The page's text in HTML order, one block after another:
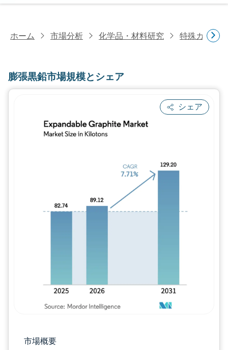
ホーム 市場分析 化学品・材料研究 特殊カーボ
膨張黒鉛市場規模とシェア
シェア
市場概要